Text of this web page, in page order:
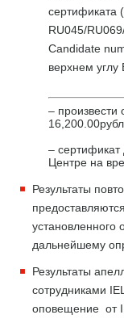
сертификата
RU045/
Candidate
верхнем углу
– произвести
– сертификат
Центре на
Результаты
установленного
дальнейшему
Результаты
сотрудниками
оповещение от